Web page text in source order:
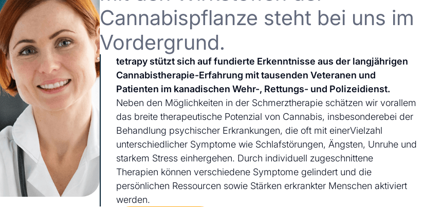
Cannabispflanze steht bei uns im
Vordergrund.
tetrapy stützt sich auf fundierte Erkenntnisse aus der langjährigen
Cannabistherapie-Erfahrung mit tausenden Veteranen und
Patienten im kanadischen Wehr-, Rettungs- und Polizeidienst.
Neben den Möglichkeiten in der Schmerztherapie schätzen wir vorallem
das breite therapeutische Potenzial von Cannabis, insbesonderebei der
Behandlung psychischer Erkrankungen, die oft mit einerVielzahl
unterschiedlicher Symptome wie Schlafstörungen, Ängsten, Unruhe und
starkem Stress einhergehen. Durch individuell zugeschnittene
Therapien können verschiedene Symptome gelindert und die
persönlichen Ressourcen sowie Stärken erkrankter Menschen aktiviert
werden.